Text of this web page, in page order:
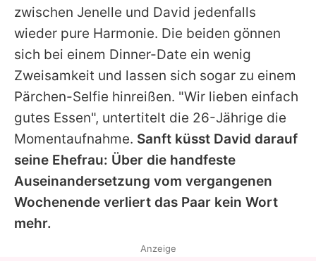
zwischen Jenelle und David jedenfalls
wieder pure Harmonie. Die beiden gönnen
sich bei einem Dinner-Date ein wenig
Zweisamkeit und lassen sich sogar zu einem
Pärchen-Selfie hinreißen. "Wir lieben einfach
gutes Essen", untertitelt die 26-Jährige die
Momentaufnahme. Sanft küsst David darauf
seine Ehefrau: Über die handfeste
Auseinandersetzung vom vergangenen
Wochenende verliert das Paar kein Wort
mehr.
Anzeige